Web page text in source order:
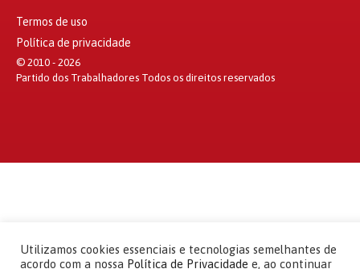
Termos de uso
Política de privacidade
© 2010 - 2026
Partido dos Trabalhadores Todos os direitos reservados
Utilizamos cookies essenciais e tecnologias semelhantes de
acordo com a nossa Política de Privacidade e, ao continuar